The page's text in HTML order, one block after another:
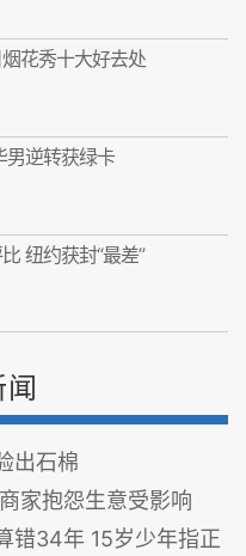
花秀十大好去处
男逆转获绿卡
纽约获封“最差”
出石棉
家抱怨生意受影响
错34年 15岁少年指正